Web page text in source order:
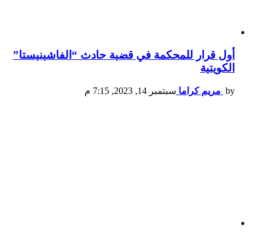
أول قرار للمحكمة في قضية حادث “الفاشينيستا”
الكويتية
by مريم كراما سبتمبر 14, 2023, 7:15 م